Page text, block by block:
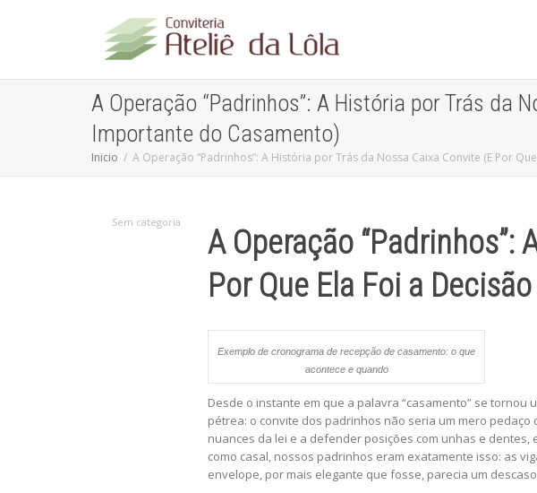
A Operação “Padrinhos”: A História por Trás da
Importante do Casamento)
Inicio A Operação “Padrinhos”: A História por Trás da Nossa Caixa Convite (E Por
Sem categoria
A Operação “Padrinhos”:
Por Que Ela Foi a
Exemplo de cronograma de recepção de casamento: o que
acontece e quando
Desde o instante em que a palavra “casamento” se
pétrea: o convite dos padrinhos não seria um mero
nuances da lei e a defender posições com unhas e
como casal, nossos padrinhos eram exatamente isso: as
envelope, por mais elegante que fosse, parecia um